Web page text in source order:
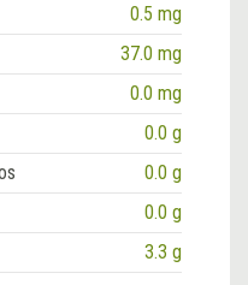
0.5 mg
37.0 mg
0.0 mg
0.0 g
0.0 g
0.0 g
3.3 g